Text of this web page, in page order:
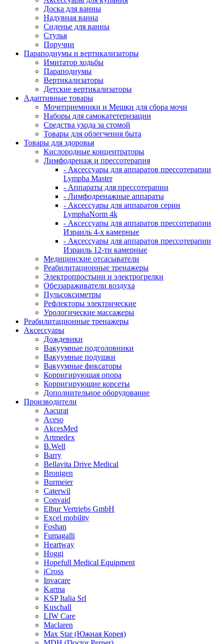
Доска для ванны
Надувная ванна
Сиденье для ванны
Стулья
Поручни
Параподиумы и вертикализаторы
Имитатор ходьбы
Параподиумы
Вертикализаторы
Детские вертикализаторы
Адаптивные товары
Мочеприемники и Мешки для сбора мочи
Наборы для самокатетеризации
Средства ухода за стомой
Товары для облегчения быта
Товары для здоровья
Кислородные концентраторы
Лимфодренаж и прессотерапия
- Аксессуары для аппаратов прессотерапии
Lympha Master
- Аппараты для прессотерапии
- Лимфодренажные аппараты
- Аксессуары для аппаратов серии
LymphaNorm 4k
- Аксессуары для аппаратов прессотерапии
Израиль 4-х камерные
- Аксессуары для аппаратов прессотерапии
Израиль 12-ти камерные
Медицинские отсасыватели
Реабилитационные тренажеры
Электропростыни и электрогрелки
Обеззараживатели воздуха
Пульсоксиметры
Рефлекторы электрические
Урологические массажеры
Реабилитационные тренажеры
Аксессуары
Дождевики
Вакуумные подголовники
Вакуумные подушки
Вакуумные фиксаторы
Корригирующая опора
Корригирующие корсеты
Дополнительное оборудование
Производители
Aacurat
Aceso
AkcesMed
Artmedex
B.Well
Barry
Bellavita Drive Medical
Bronigen
Burmeier
Caterwil
Convaid
Elbur Vertriebs GmbH
Excel mobility
Foshan
Fumagalli
Heartway
Hoggi
Hopefull Medical Equipment
iCross
Invacare
Karma
KSP Italia Srl
Kuschall
LIW Care
Maclaren
Max Star (Южная Корея)